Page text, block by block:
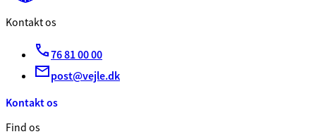
Kontakt os
76 81 00 00
post@vejle.dk
Kontakt os
Find os